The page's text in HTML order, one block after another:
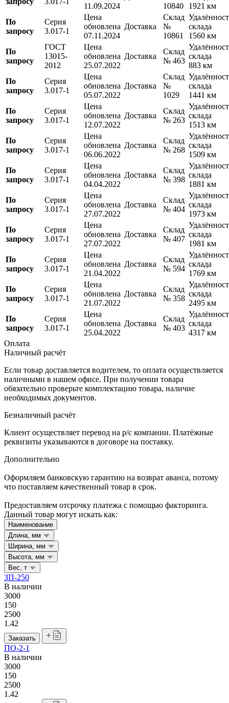
11.09.2024
10840
1921 км
По
запросу
Серия
3.017-1
Цена
обновлена
07.11.2024
Доставка
Склад
№
10861
склада
1560 км
По
запросу
ГОСТ
13015-
2012
Цена
обновлена
25.07.2022
Доставка
Склад
№ 463
склада
883 км
По
запросу
Серия
3.017-1
Цена
обновлена
05.07.2022
Доставка
Склад
№
1029
склада
1441 км
По
запросу
Серия
3.017-1
Цена
обновлена
12.07.2022
Доставка
Склад
№ 263
склада
1513 км
По
запросу
Серия
3.017-1
Цена
обновлена
06.06.2022
Доставка
Склад
№ 268
склада
1509 км
По
запросу
Серия
3.017-1
Цена
обновлена
04.04.2022
Доставка
Склад
№ 398
склада
1881 км
По
запросу
Серия
3.017-1
Цена
обновлена
27.07.2022
Доставка
Склад
№ 404
склада
1973 км
По
запросу
Серия
3.017-1
Цена
обновлена
27.07.2022
Доставка
Склад
№ 407
склада
1981 км
По
запросу
Серия
3.017-1
Цена
обновлена
21.04.2022
Доставка
Склад
№ 594
склада
1769 км
По
запросу
Серия
3.017-1
Цена
обновлена
21.07.2022
Доставка
Склад
№ 358
склада
2495 км
По
запросу
Серия
3.017-1
Цена
обновлена
25.04.2022
Доставка
Склад
№ 403
склада
4317 км
Оплата
Наличный расчёт
Если товар доставляется водителем, то оплата осуществляется
наличными в нашем офисе. При получении товара
обязательно проверьте комплектацию товара, наличие
необходимых документов.
Безналичный расчёт
Клиент осуществляет перевод на р/с компании. Платёжные
реквизиты указываются в договоре на поставку.
Дополнительно
Оформляем банковскую гарантию на возврат аванса, потому
что поставляем качественный товар в срок.
Предоставляем отсрочку платежа с помощью факторинга.
Данный товар могут искать как:
Наименование
Длина, мм
Ширина, мм
Высота, мм
Вес, т
ЗП-250
В наличии
3000
150
2500
1.42
Заказать
ПО-2-1
В наличии
3000
150
2500
1.42